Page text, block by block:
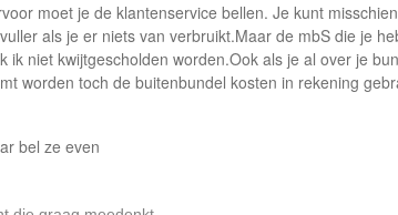
moet je de klantenservice bellen. Je kunt
als je er niets van verbruikt.Maar de mbS die je
ik niet kwijtgescholden worden.Ook als je al over je
worden toch de buitenbundel kosten in rekening
bel ze even